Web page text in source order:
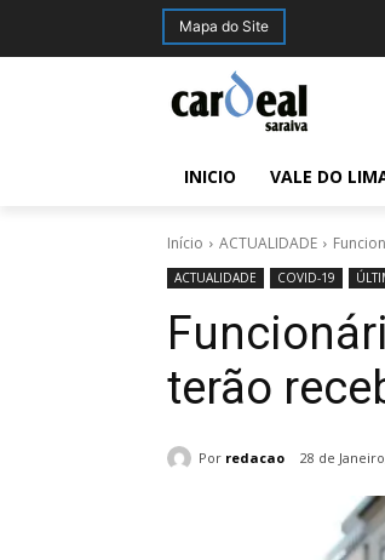
Mapa do Site
INICIO VALE DO
Início ACTUALIDADE
ACTUALIDADE COVID-19
terão
Por redacao 28 de